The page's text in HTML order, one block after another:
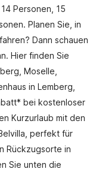
Personen, 15
Planen Sie, in
Dann schauen
Hier finden Sie
Moselle,
in Lemberg,
bei kostenloser
Kurzurlaub mit den
perfekt für
Rückzugsorte in
Sie unten die